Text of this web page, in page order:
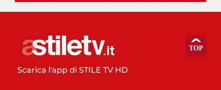
Scarica l'app di STILE TV HD